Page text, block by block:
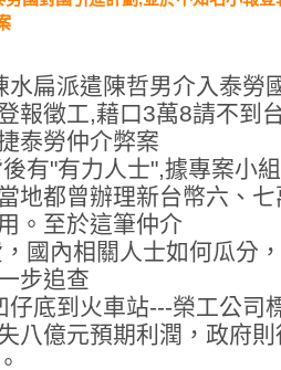
水扁派遣陳哲男介入泰勞
報徵工,藉口3萬8請不到
泰勞仲介弊案
有"有力人士",據專案小
地都曾辦理新台幣六、
。至於這筆仲介
國內相關人士如何瓜分
步追查
仔底到火車站---榮工公司
八億元預期利潤，政府